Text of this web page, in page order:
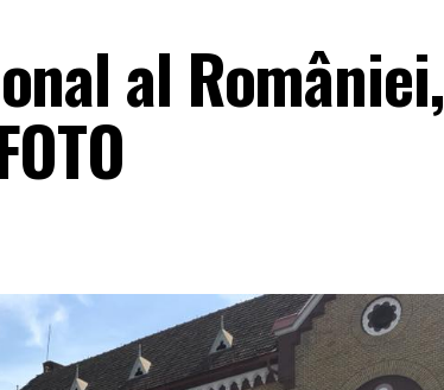
al României,